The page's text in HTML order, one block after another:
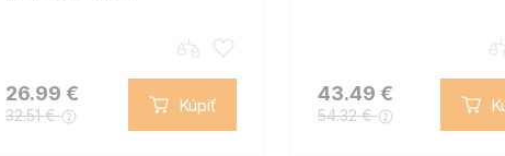
26.99 €
32.51 € Kúpiť
43.49 €
54.32 €